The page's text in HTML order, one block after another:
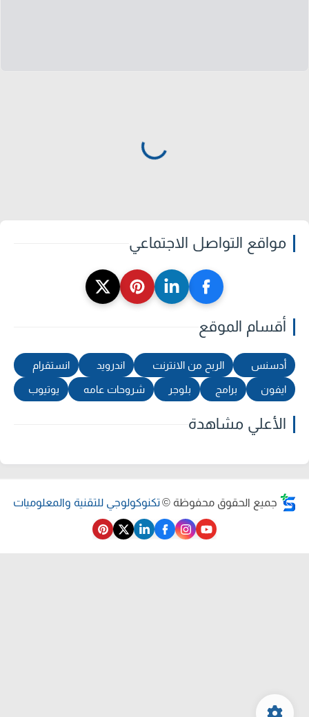
مواقع التواصل الاجتماعي
أقسام الموقع
أدسنس الربح من الانترنت اندرويد انستقرام
ايفون برامج بلوجر شروحات عامه يوتيوب
الأعلي مشاهدة
جميع الحقوق محفوظة © تكنوكولوجي للتقنية والمعلوميات